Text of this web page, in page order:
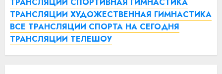
ТРАНСЛЯЦИИ ХУДОЖЕСТВЕННАЯ ГИМНАСТИКА
ВСЕ ТРАНСЛЯЦИИ СПОРТА НА СЕГОДНЯ
ТРАНСЛЯЦИИ ТЕЛЕШОУ